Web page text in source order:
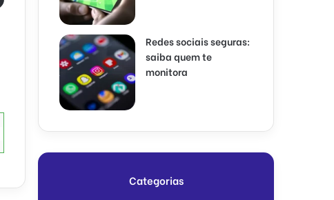
Redes sociais seguras:
saiba quem te
monitora
Categorias